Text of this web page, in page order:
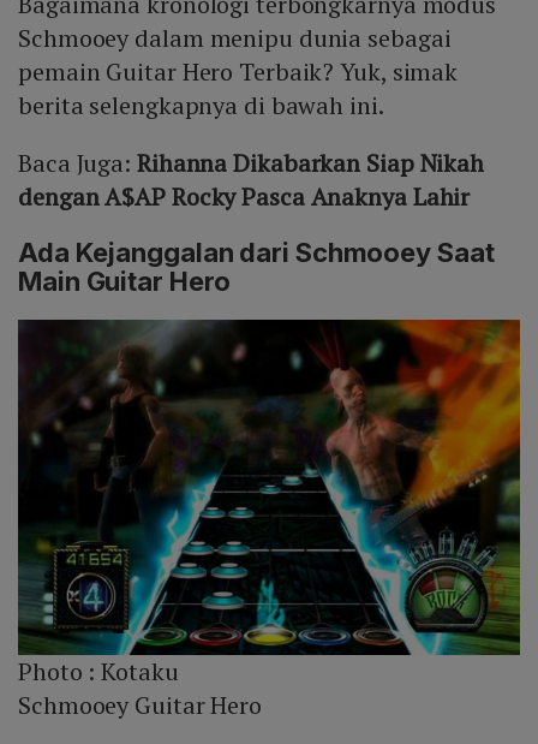
Schmooey dalam menipu dunia sebagai
pemain Guitar Hero Terbaik? Yuk, simak
berita selengkapnya di bawah ini.
Baca Juga: Rihanna Dikabarkan Siap Nikah
dengan A$AP Rocky Pasca Anaknya Lahir
Ada Kejanggalan dari Schmooey Saat
Main Guitar Hero
Photo :Kotaku
Schmooey Guitar Hero